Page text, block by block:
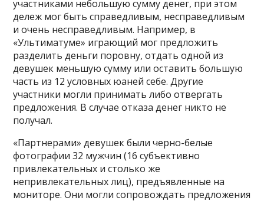
участниками небольшую сумму денег, при этом
дележ мог быть справедливым, несправедливым
и очень несправедливым. Например, в
«Ультиматуме» играющий мог предложить
разделить деньги поровну, отдать одной из
девушек меньшую сумму или оставить большую
часть из 12 условных юаней себе. Другие
участники могли принимать либо отвергать
предложения. В случае отказа денег никто не
получал.
«Партнерами» девушек были черно-белые
фотографии 32 мужчин (16 субъективно
привлекательных и столько же
непривлекательных лиц), предъявленные на
мониторе. Они могли сопровождать предложения